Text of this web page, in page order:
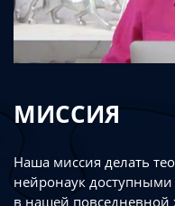
МИССИЯ
Наша миссия делать
нейронаук доступными
в нашей повседневной